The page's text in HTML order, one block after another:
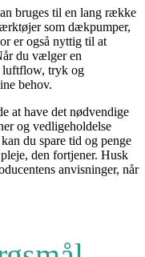
bruges til en lang række
som dækpumper,
er også nyttig til at
du vælger en
luftflow, tryk og
behov.
at have det nødvendige
og vedligeholdelse
du spare tid og penge
den fortjener. Husk
anvisninger, når